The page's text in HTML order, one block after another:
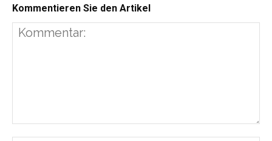
Kommentieren Sie den Artikel